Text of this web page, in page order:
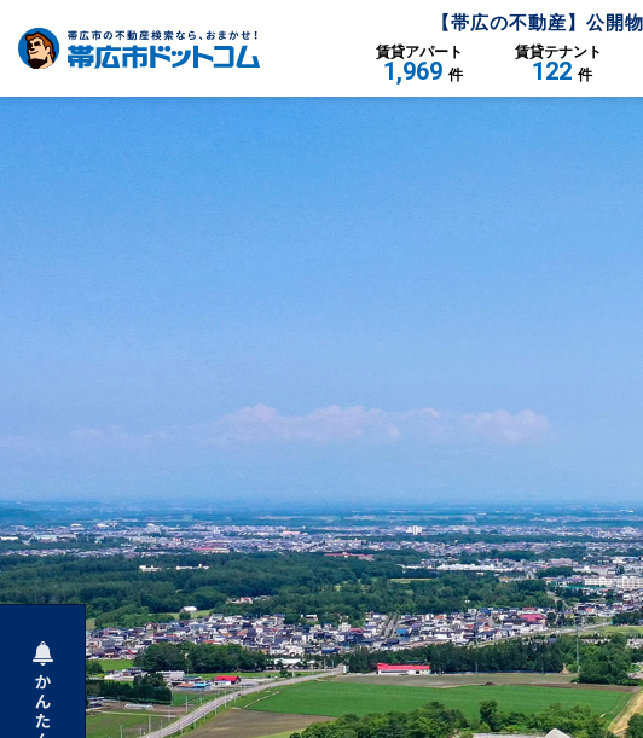
【帯広の不動産】公開
賃貸アパート
1,969 件
賃貸テナント
122 件